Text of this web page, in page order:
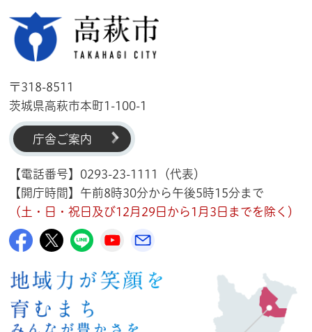
〒318-8511
茨城県高萩市本町1-100-1
庁舎ご案内
【電話番号】0293-23-1111（代表）
【開庁時間】午前8時30分から午後5時15分まで
（土・日・祝日及び12月29日から1月3日までを除く）
高萩市公式Facebook
高萩市公式X
高萩市公式LINE
高萩市YouTube公式チャンネル